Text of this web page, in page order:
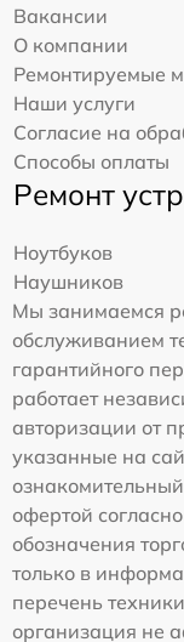
Вакансии
О компании
Ремонтируемые
Наши услуги
Согласие на
Способы оплаты
Ремонт
Ноутбуков
Наушников
Мы занимаемся
обслуживанием
гарантийного
работает
авторизации от
указанные на
офертой
обозначения
только в
перечень
организация не